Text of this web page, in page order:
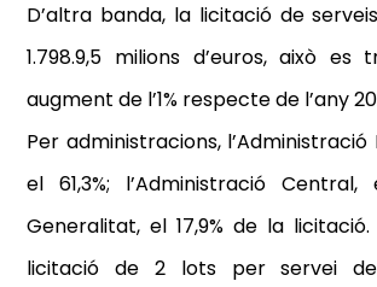
D’altra banda, la licitació de
1.798.9,5 milions d’euros, això es
augment de l’1% respecte de l’any
Per administracions,
el 61,3%; l’Administració
Generalitat, el 17,9% de la
licitació de 2 lots per servei